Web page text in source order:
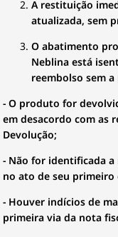
A restituição
atualizada, sem
O abatimento
Neblina está
reembolso sem
- O produto for
em desacordo com as
Devolução;
- Não for identificada
no ato de seu primeiro
- Houver indícios de
primeira via da nota